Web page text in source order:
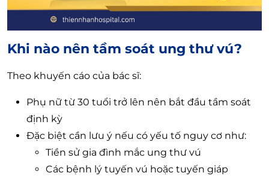
Khi nào nên tầm soát ung thư vú?
Theo khuyến cáo của bác sĩ:
Phụ nữ từ 30 tuổi trở lên nên bắt đầu tầm soát
định kỳ
Đặc biệt cần lưu ý nếu có yếu tố nguy cơ như:
Tiền sử gia đình mắc ung thư vú
Các bệnh lý tuyến vú hoặc tuyến giáp